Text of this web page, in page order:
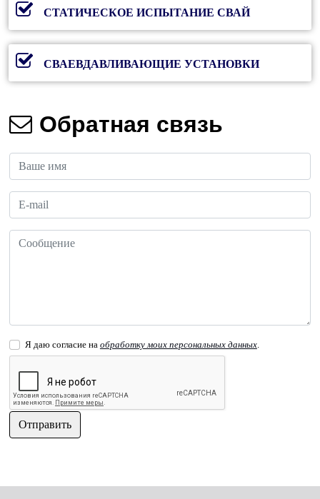
СТАТИЧЕСКОЕ ИСПЫТАНИЕ СВАЙ
СВАЕВДАВЛИВАЮЩИЕ УСТАНОВКИ
Обратная связь
Я даю согласие на обработку моих персональных данных.
Отправить